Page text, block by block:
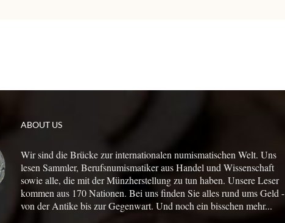
ABOUT US
Wir sind die Brücke zur internationalen numismatischen Welt. Uns
lesen Sammler, Berufsnumismatiker aus Handel und Wissenschaft
sowie alle, die mit der Münzherstellung zu tun haben. Unsere Leser
kommen aus 170 Nationen. Bei uns finden Sie alles rund ums Geld -
von der Antike bis zur Gegenwart. Und noch ein bisschen mehr...